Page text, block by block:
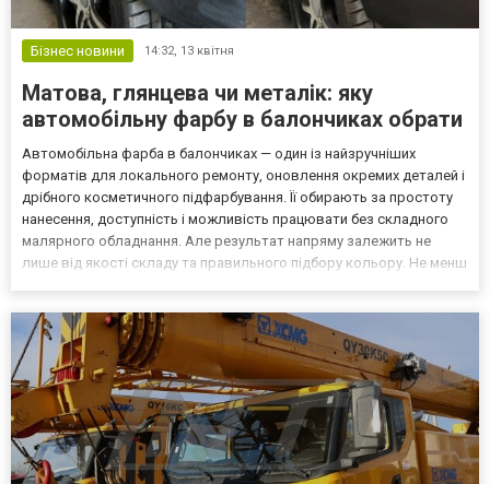
Бізнес новини 14:32, 13 квітня
Матова, глянцева чи металік: яку
автомобільну фарбу в балончиках обрати
Автомобільна фарба в балончиках — один із найзручніших
форматів для локального ремонту, оновлення окремих деталей і
дрібного косметичного підфарбування. Її обирають за простоту
нанесення, доступність і можливість працювати без складного
малярного обладнання. Але результат напряму залежить не
лише від якості складу та правильного підбору кольору. Не менш